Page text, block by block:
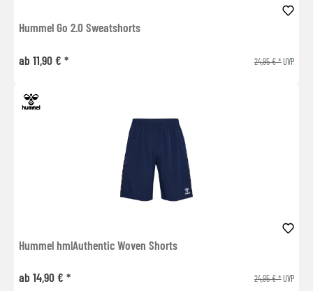
Hummel Go 2.0 Sweatshorts
ab 11,90 € * 24,95 € *UVP
Hummel hmlAuthentic Woven Shorts
ab 14,90 € * 24,95 € *UVP